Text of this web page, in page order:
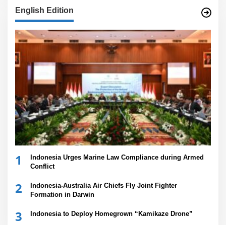
English Edition
1
Indonesia Urges Marine Law Compliance during Armed
Conflict
2
Indonesia-Australia Air Chiefs Fly Joint Fighter
Formation in Darwin
3 Indonesia to Deploy Homegrown “Kamikaze Drone”